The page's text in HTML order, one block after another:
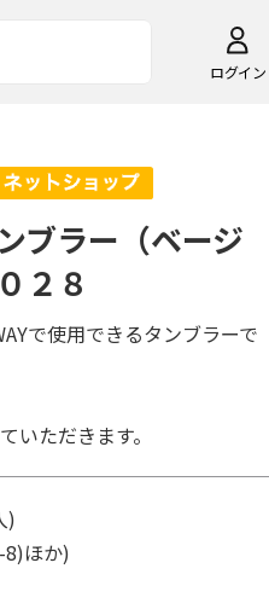
ログイン
ブラー（ベージ
２８
で使用できるタンブラーで
ただきます。
)
8)ほか)